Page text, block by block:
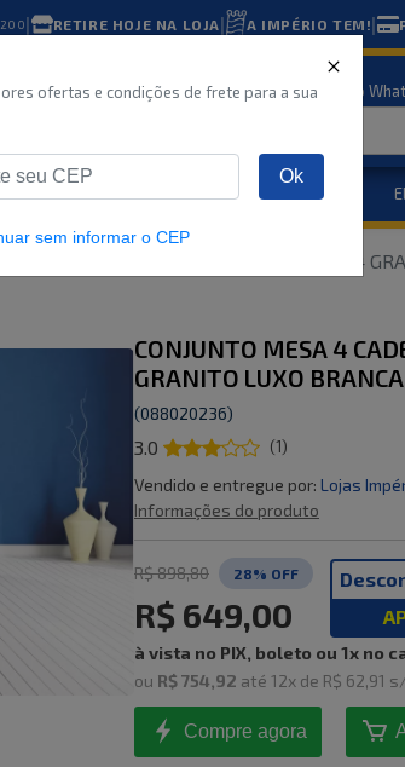
| RETIRE HOJE NA LOJA| A IMPÉRIO TEM!|
Nossas lojas Atendimento Compre pelo
Eletrodomésticos
CADEIRAS QUADRADA 75X75 VIENA N.34
CONJUNTO MESA 4
GRANITO LUXO
(088020236)
3.0 (1)
Vendido e entregue por: Lojas
Informações do produto
R$ 898,80 28% OFF
R$ 649,00
à vista no PIX, boleto ou 1x no
ou R$ 754,92 até 12x de R$ 62,91
Compre agora
ofertas e condições de frete para a sua
Ok
sem informar o CEP